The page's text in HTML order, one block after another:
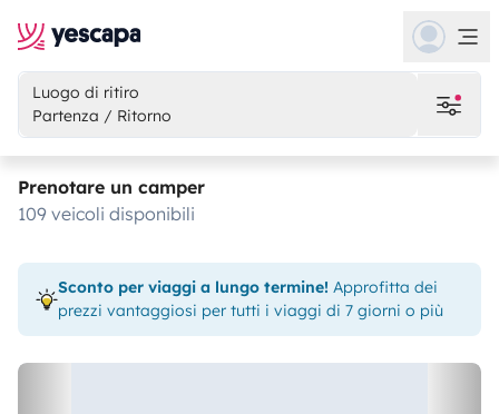
Luogo di ritiro
Partenza / Ritorno
Prenotare un camper
109 veicoli disponibili
Sconto per viaggi a lungo termine! Approfitta dei
prezzi vantaggiosi per tutti i viaggi di 7 giorni o più